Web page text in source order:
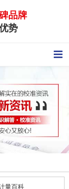
品牌
势
量百科